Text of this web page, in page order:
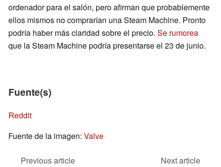
ordenador para el salón, pero afirman que probablemente
ellos mismos no comprarían una Steam Machine. Pronto
podría haber más claridad sobre el precio. Se rumorea
que la Steam Machine podría presentarse el 23 de junio.
Fuente(s)
Reddit
Fuente de la imagen: Valve
Previous article
Next article